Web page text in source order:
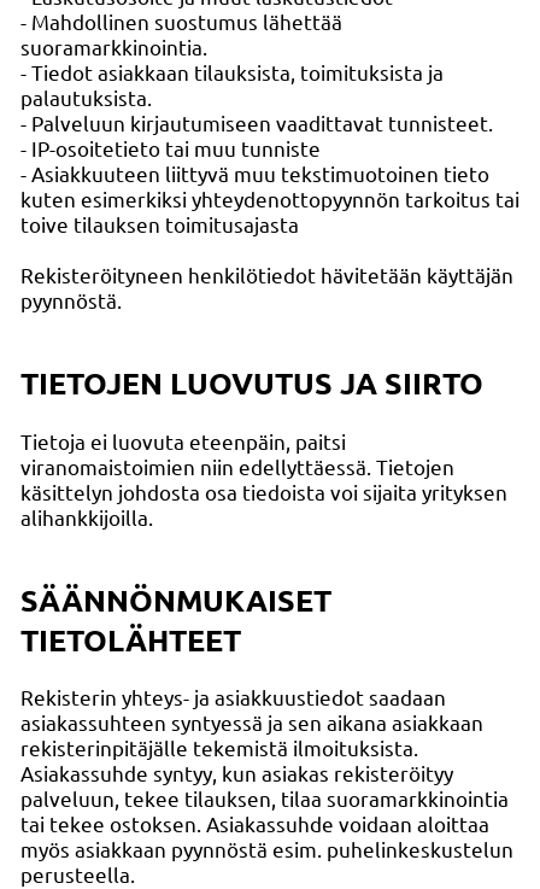
- Mahdollinen suostumus lähettää
suoramarkkinointia.
- Tiedot asiakkaan tilauksista, toimituksista ja
palautuksista.
- Palveluun kirjautumiseen vaadittavat tunnisteet.
- IP-osoitetieto tai muu tunniste
- Asiakkuuteen liittyvä muu tekstimuotoinen tieto
kuten esimerkiksi yhteydenottopyynnön tarkoitus tai
toive tilauksen toimitusajasta
Rekisteröityneen henkilötiedot hävitetään käyttäjän
pyynnöstä.
TIETOJEN LUOVUTUS JA SIIRTO
Tietoja ei luovuta eteenpäin, paitsi
viranomaistoimien niin edellyttäessä. Tietojen
käsittelyn johdosta osa tiedoista voi sijaita yrityksen
alihankkijoilla.
SÄÄNNÖNMUKAISET
TIETOLÄHTEET
Rekisterin yhteys- ja asiakkuustiedot saadaan
asiakassuhteen syntyessä ja sen aikana asiakkaan
rekisterinpitäjälle tekemistä ilmoituksista.
Asiakassuhde syntyy, kun asiakas rekisteröityy
palveluun, tekee tilauksen, tilaa suoramarkkinointia
tai tekee ostoksen. Asiakassuhde voidaan aloittaa
myös asiakkaan pyynnöstä esim. puhelinkeskustelun
perusteella.